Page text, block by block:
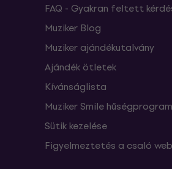
FAQ - Gyakran feltett
Muziker Blog
Muziker ajándékutalvány
Ajándék ötletek
Kívánságlista
Muziker Smile hűségprogram
Sütik kezelése
Figyelmeztetés a csaló